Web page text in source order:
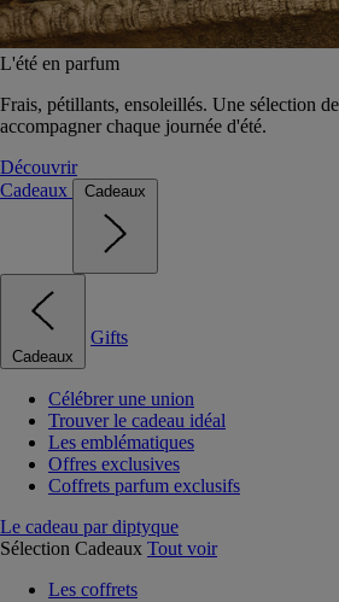
L'été en parfum
Frais, pétillants, ensoleillés. Une sélection
accompagner chaque journée d'été.
Découvrir
Cadeaux
Cadeaux
Cadeaux
Gifts
Célébrer une union
Trouver le cadeau idéal
Les emblématiques
Offres exclusives
Coffrets parfum exclusifs
Le cadeau par diptyque
Sélection Cadeaux Tout voir
Les coffrets